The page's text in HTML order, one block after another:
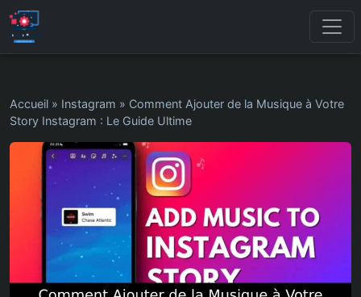
Accueil » Instagram » Comment Ajouter de la Musique à Votre
Story Instagram : Le Guide Ultime